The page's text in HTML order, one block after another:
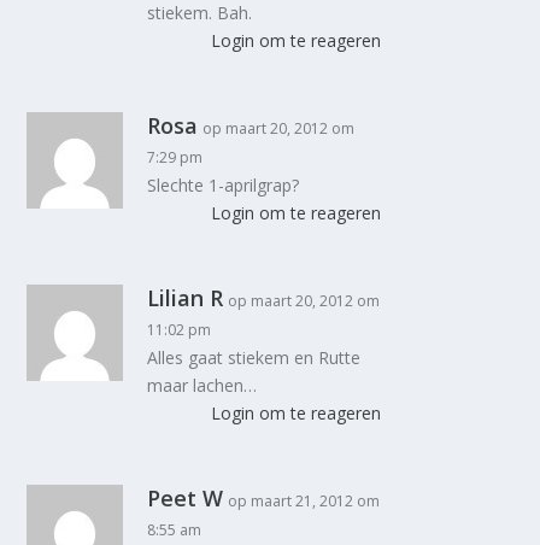
stiekem. Bah.
Login om te reageren
Rosa op maart 20, 2012 om
7:29 pm
Slechte 1-aprilgrap?
Login om te reageren
Lilian R op maart 20, 2012 om
11:02 pm
Alles gaat stiekem en Rutte
maar lachen…
Login om te reageren
Peet W op maart 21, 2012 om
8:55 am